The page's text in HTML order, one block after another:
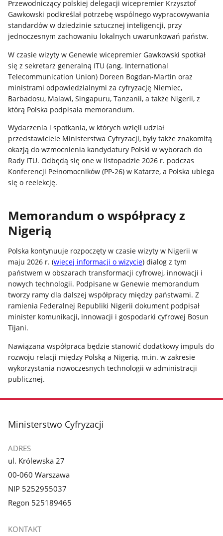
Przewodniczący polskiej delegacji wicepremier Krzysztof
Gawkowski podkreślał potrzebę wspólnego wypracowywania
standardów w dziedzinie sztucznej inteligencji, przy
jednoczesnym zachowaniu lokalnych uwarunkowań państw.
W czasie wizyty w Genewie wicepremier Gawkowski spotkał
się z sekretarz generalną ITU (ang. International
Telecommunication Union) Doreen Bogdan-Martin oraz
ministrami odpowiedzialnymi za cyfryzację Niemiec,
Barbadosu, Malawi, Singapuru, Tanzanii, a także Nigerii, z
którą Polska podpisała memorandum.
Wydarzenia i spotkania, w których wzięli udział
przedstawiciele Ministerstwa Cyfryzacji, były także znakomitą
okazją do wzmocnienia kandydatury Polski w wyborach do
Rady ITU. Odbędą się one w listopadzie 2026 r. podczas
Konferencji Pełnomocników (PP-26) w Katarze, a Polska ubiega
się o reelekcję.
Memorandum o współpracy z
Nigerią
Polska kontynuuje rozpoczęty w czasie wizyty w Nigerii w
maju 2026 r. (więcej informacji o wizycie) dialog z tym
państwem w obszarach transformacji cyfrowej, innowacji i
nowych technologii. Podpisane w Genewie memorandum
tworzy ramy dla dalszej współpracy między państwami. Z
ramienia Federalnej Republiki Nigerii dokument podpisał
minister komunikacji, innowacji i gospodarki cyfrowej Bosun
Tijani.
Nawiązana współpraca będzie stanowić dodatkowy impuls do
rozwoju relacji między Polską a Nigerią, m.in. w zakresie
wykorzystania nowoczesnych technologii w administracji
publicznej.
stopka
Ministerstwo Cyfryzacji
ADRES
ul. Królewska 27
00-060 Warszawa
NIP 5252955037
Regon 525189465
KONTAKT